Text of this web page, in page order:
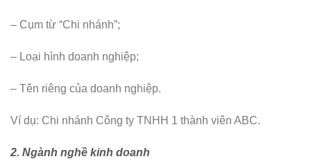
– Cụm từ “Chi nhánh”;
– Loại hình doanh nghiệp;
– Tên riêng của doanh nghiệp.
Ví dụ: Chi nhánh Công ty TNHH 1 thành viên ABC.
2. Ngành nghề kinh doanh